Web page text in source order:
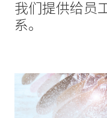
我们提供给员
系。